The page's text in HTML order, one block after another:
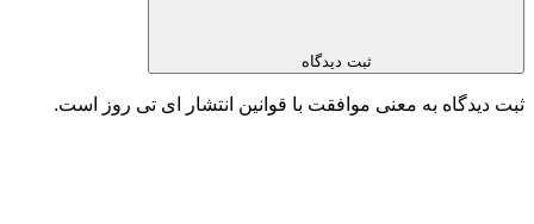
ثبت دیدگاه
ثبت دیدگاه به معنی موافقت با قوانین انتشار ای تی روز است.